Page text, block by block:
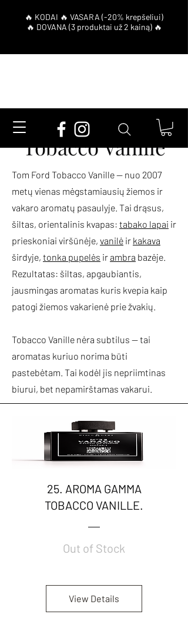
Tom Ford
Tobacco Vanille
Tom Ford Tobacco Vanille — nuo 2007
metų vienas mėgstamiausių žiemos ir
vakaro aromatų pasaulyje. Tai drąsus,
šiltas, orientalinis kvapas: tabako lapai ir
prieskoniai viršūnėje, vanilė ir kakava
širdyje, tonka pupelės irambra bazėje.
Rezultatas: šiltas, apgaubiantis,
jausmingas aromatas kuris kvepia kaip
patogi žiemos vakarienė prie žvakių.
Tobacco Vanille nėra subtilus — tai
aromatas kuriuo norima būti
pastebėtam. Tai kodėl jis nepriimtinas
biurui, bet nepamirštamas vakarui.
25. AROMA GAMMA
TOBACCO VANILLE.
Out of Stock
View Details